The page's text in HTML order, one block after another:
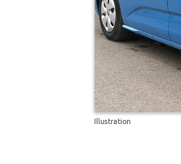
Illustration